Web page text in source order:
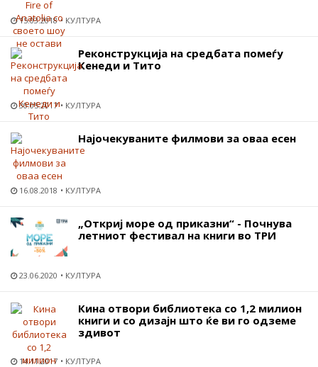
15.03.2018 КУЛТУРА
Реконструкција на средбата помеѓу
Кенеди и Тито
30.05.2017 КУЛТУРА
Најочекуваните филмови за оваа есен
16.08.2018 КУЛТУРА
„Откриј море од приказни“ - Почнува
летниот фестивал на книги во ТРИ
23.06.2020 КУЛТУРА
Кина отвори библиотека со 1,2 милион
книги и со дизајн што ќе ви го одземе
здивот
14.11.2017 КУЛТУРА